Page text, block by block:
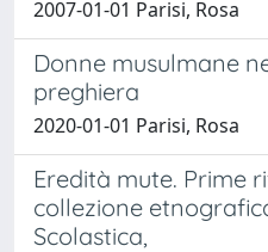
2007-01-01 Parisi, Rosa
Donne musulmane
preghiera
2020-01-01 Parisi, Rosa
Eredità mute. Prime
collezione
Scolastica,